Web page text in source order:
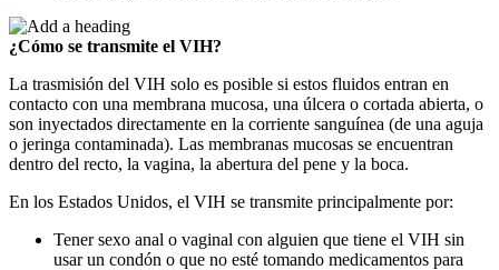
¿Cómo se transmite el VIH?
La trasmisión del VIH solo es posible si estos fluidos entran en
contacto con una membrana mucosa, una úlcera o cortada abierta, o
son inyectados directamente en la corriente sanguínea (de una aguja
o jeringa contaminada). Las membranas mucosas se encuentran
dentro del recto, la vagina, la abertura del pene y la boca.
En los Estados Unidos, el VIH se transmite principalmente por:
Tener sexo anal o vaginal con alguien que tiene el VIH sin
usar un condón o que no esté tomando medicamentos para